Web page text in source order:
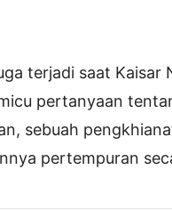
terjadi saat Kaisar
pertanyaan
sebuah
pertempuran